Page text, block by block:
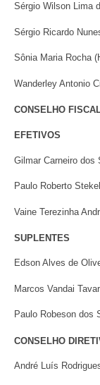
Sérgio Wilson Lima
Sérgio Ricardo
Sônia Maria Rocha
Wanderley Antonio
CONSELHO
EFETIVOS
Gilmar Carneiro dos
Paulo Roberto
Vaine Terezinha
SUPLENTES
Edson Alves de
Marcos Vandai
Paulo Robeson dos
CONSELHO
André Luís